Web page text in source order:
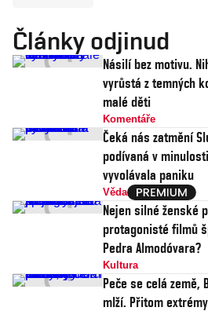
Články odjinud
Násilí bez motivu.
vyrůstá z temných
malé děti
Komentáře
Čeká nás zatmění
podívaná v
vyvolávala paniku
Věda
Nejen silné ženské
protagonisté filmů
Pedra Almodóvara?
Kultura
Peče se celá země,
mlží. Přitom